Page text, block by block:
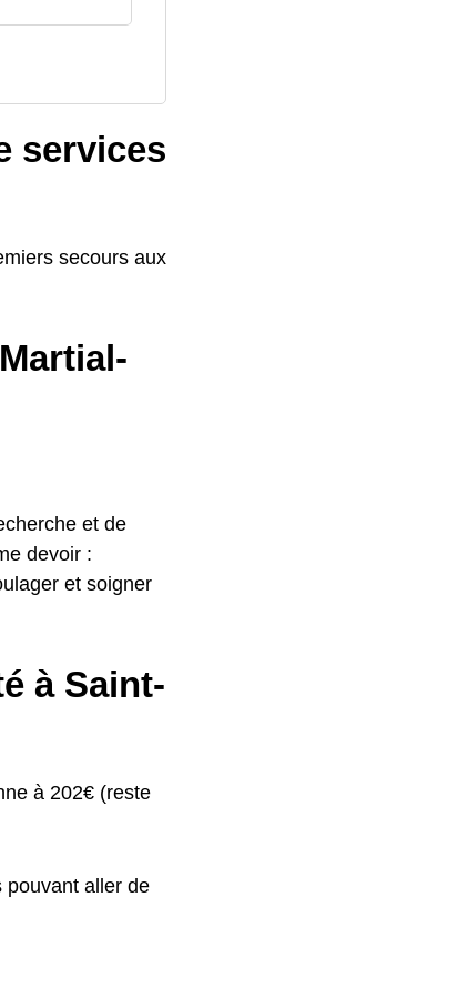
services
secours aux
et de
devoir :
et soigner
à Saint-
à 202€ (reste
pouvant aller de